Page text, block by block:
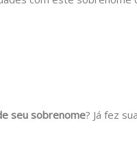
seu sobrenome? Já fez